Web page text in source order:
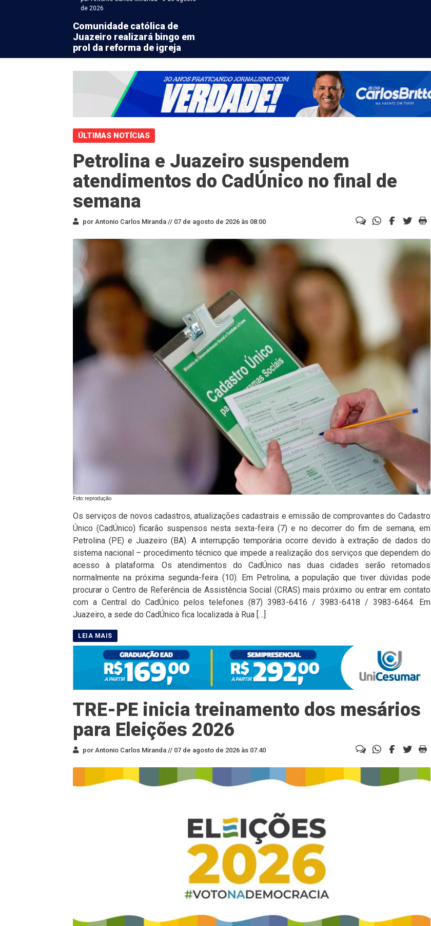
de 2026
Comunidade católica de
Juazeiro realizará bingo em
prol da reforma de igreja
ÚLTIMAS NOTÍCIAS
Petrolina e Juazeiro suspendem
atendimentos do CadÚnico no final de
semana
por Antonio Carlos Miranda // 07 de agosto de 2026 às 08:00
Foto: reprodução
Os serviços de novos cadastros, atualizações cadastrais e emissão de comprovantes do Cadastro
Único (CadÚnico) ficarão suspensos nesta sexta-feira (7) e no decorrer do fim de semana, em
Petrolina (PE) e Juazeiro (BA). A interrupção temporária ocorre devido à extração de dados do
sistema nacional – procedimento técnico que impede a realização dos serviços que dependem do
acesso à plataforma. Os atendimentos do CadÚnico nas duas cidades serão retomados
normalmente na próxima segunda-feira (10). Em Petrolina, a população que tiver dúvidas pode
procurar o Centro de Referência de Assistência Social (CRAS) mais próximo ou entrar em contato
com a Central do CadÚnico pelos telefones (87) 3983-6416 / 3983-6418 / 3983-6464. Em
Juazeiro, a sede do CadÚnico fica localizada à Rua […]
TRE-PE inicia treinamento dos mesários
para Eleições 2026
por Antonio Carlos Miranda // 07 de agosto de 2026 às 07:40